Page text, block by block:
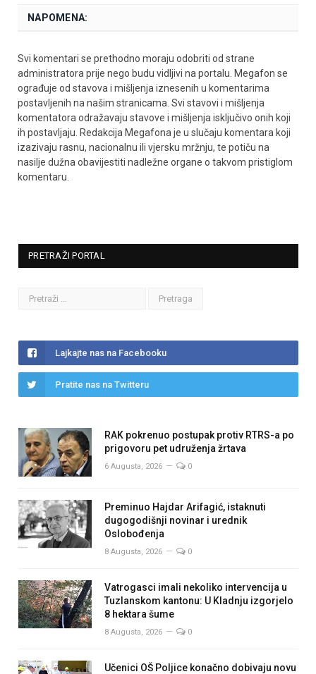
NAPOMENA:
Svi komentari se prethodno moraju odobriti od strane
administratora prije nego budu vidljivi na portalu. Megafon se
ograđuje od stavova i mišljenja iznesenih u komentarima
postavljenih na našim stranicama. Svi stavovi i mišljenja
komentatora odražavaju stavove i mišljenja isključivo onih koji
ih postavljaju. Redakcija Megafona je u slučaju komentara koji
izazivaju rasnu, nacionalnu ili vjersku mržnju, te potiču na
nasilje dužna obavijestiti nadležne organe o takvom pristiglom
komentaru.
PRETRAŽI PORTAL
Lajkajte nas na Facebooku
Pratite nas na Twitteru
RAK pokrenuo postupak protiv RTRS-a po
prigovoru pet udruženja žrtava
6 Augusta, 2026 0
Preminuo Hajdar Arifagić, istaknuti
dugogodišnji novinar i urednik
Oslobođenja
8 Augusta, 2026 0
Vatrogasci imali nekoliko intervencija u
Tuzlanskom kantonu: U Kladnju izgorjelo
8 hektara šume
8 Augusta, 2026 0
Učenici OŠ Poljice konačno dobivaju novu